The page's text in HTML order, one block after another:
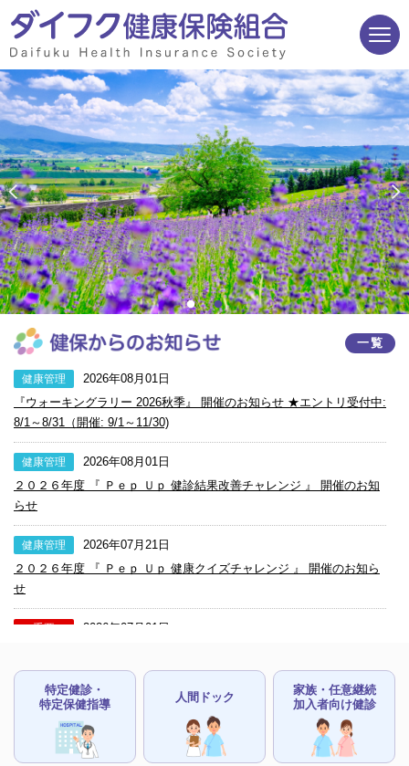
一覧
健康管理
2026年08月01日
『ウォーキングラリー 2026秋季』 開催のお知らせ ★エントリ受付中:
8/1～8/31（開催: 9/1～11/30)
健康管理
2026年08月01日
２０２６年度 『 Ｐｅｐ Ｕｐ 健診結果改善チャレンジ 』 開催のお知
らせ
健康管理
2026年07月21日
２０２６年度 『 Ｐｅｐ Ｕｐ 健康クイズチャレンジ 』 開催のお知ら
せ
重要
2026年07月01日
置も2026/07/31で終了)
INFO
2026年05月19日
家庭用常備薬等の申込について
特定健診・
特定保健指導
人間ドック
家族・任意継続
加入者向け健診